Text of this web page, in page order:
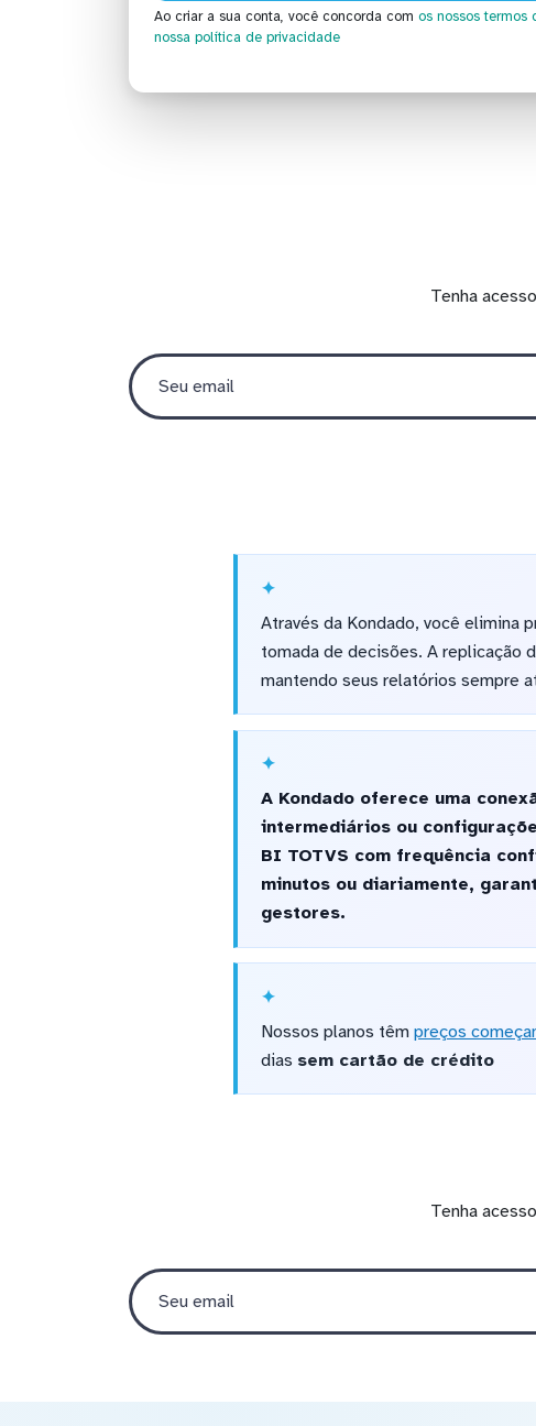
Ao criar a sua conta, você concorda com os nossos termos
nossa política de privacidade
Tenha
Através da Kondado, você elimina
tomada de decisões. A replicação
mantendo seus relatórios sempre
A Kondado oferece uma
intermediários ou
BI TOTVS com frequência
minutos ou diariamente,
gestores.
Nossos planos têm preços
dias sem cartão de crédito
Tenha